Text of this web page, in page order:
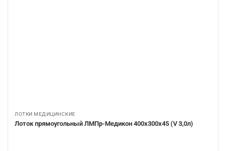
ЛОТКИ МЕДИЦИНСКИЕ
Лоток прямоугольный ЛМПр-Медикон 400х300х45 (V 3,0л)